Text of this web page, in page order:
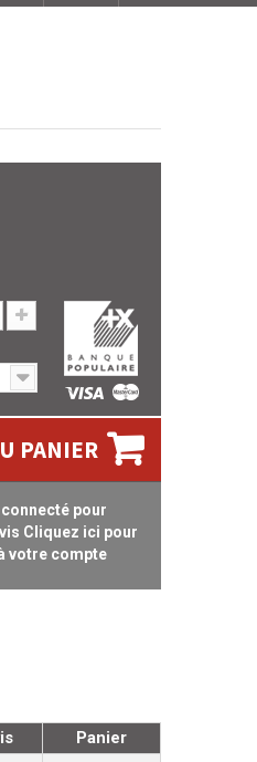
PANIER
pour
Cliquez ici pour
votre compte
Panier